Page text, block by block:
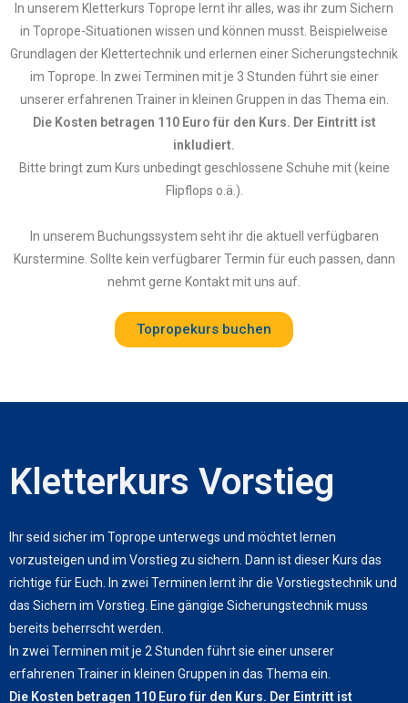
In unserem Kletterkurs Toprope lernt ihr alles, was ihr zum Sichern
in Toprope-Situationen wissen und können musst. Beispielweise
Grundlagen der Klettertechnik und erlernen einer Sicherungstechnik
im Toprope. In zwei Terminen mit je 3 Stunden führt sie einer
unserer erfahrenen Trainer in kleinen Gruppen in das Thema ein.
Die Kosten betragen 110 Euro für den Kurs. Der Eintritt ist
inkludiert.
Bitte bringt zum Kurs unbedingt geschlossene Schuhe mit (keine
Flipflops o.ä.).
In unserem Buchungssystem seht ihr die aktuell verfügbaren
Kurstermine. Sollte kein verfügbarer Termin für euch passen, dann
nehmt gerne Kontakt mit uns auf.
Topropekurs buchen
Kletterkurs Vorstieg
Ihr seid sicher im Toprope unterwegs und möchtet lernen
vorzusteigen und im Vorstieg zu sichern. Dann ist dieser Kurs das
richtige für Euch. In zwei Terminen lernt ihr die Vorstiegstechnik und
das Sichern im Vorstieg. Eine gängige Sicherungstechnik muss
bereits beherrscht werden.
In zwei Terminen mit je 2 Stunden führt sie einer unserer
erfahrenen Trainer in kleinen Gruppen in das Thema ein.
Die Kosten betragen 110 Euro für den Kurs. Der Eintritt ist